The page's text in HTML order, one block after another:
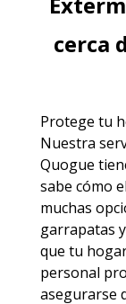
cerca
Protege tu
Nuestra
Quogue
sabe cómo
muchas
garrapatas
que tu
personal
asegurarse